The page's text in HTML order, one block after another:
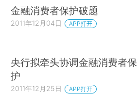
金融消费者保护破题
2011年12月04日 APP打开
央行拟牵头协调金融消费者保
护
2011年12月25日 APP打开